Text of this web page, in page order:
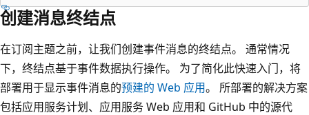
创建消息终结点
在订阅主题之前，让我们创建事件消息的终结点。 通常情况
下，终结点基于事件数据执行操作。 为了简化此快速入门，将
部署用于显示事件消息的预建的 Web 应用。 所部署的解决方案
包括应用服务计划、应用服务 Web 应用和 GitHub 中的源代